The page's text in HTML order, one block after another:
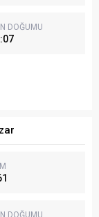
DOĞUMU
DOĞUMU